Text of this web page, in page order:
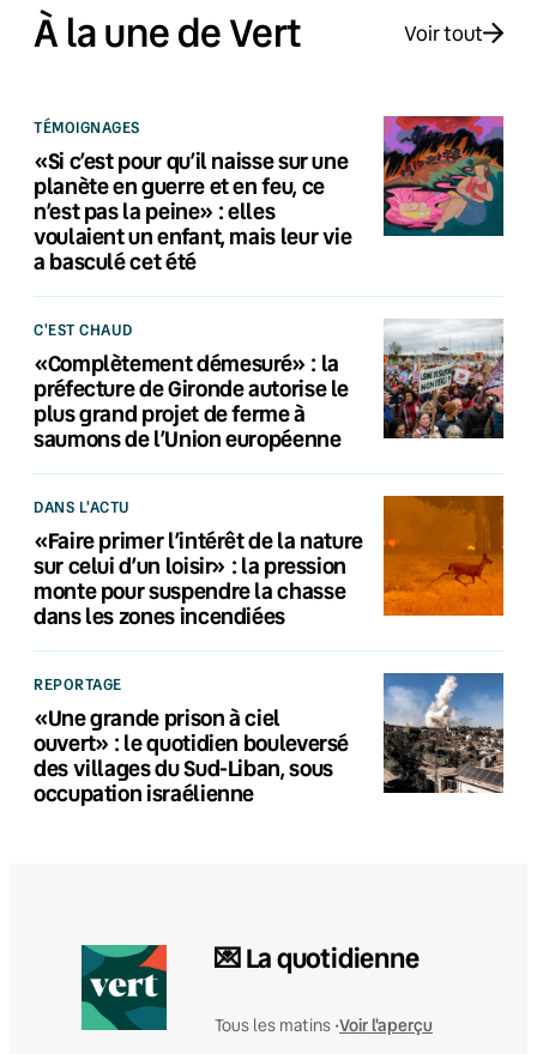
À la une de Vert Voir tout
TÉMOIGNAGES
«Si c’est pour qu’il naisse sur une
planète en guerre et en feu, ce
n’est pas la peine» : elles
voulaient un enfant, mais leur vie
a basculé cet été
C'EST CHAUD
«Complètement démesuré» : la
préfecture de Gironde autorise le
plus grand projet de ferme à
saumons de l’Union européenne
DANS L'ACTU
«Faire primer l’intérêt de la nature
sur celui d’un loisir» : la pression
monte pour suspendre la chasse
dans les zones incendiées
REPORTAGE
«Une grande prison à ciel
ouvert» : le quotidien bouleversé
des villages du Sud-Liban, sous
occupation israélienne
💌 La quotidienne
Tous les matins •Voir l'aperçu